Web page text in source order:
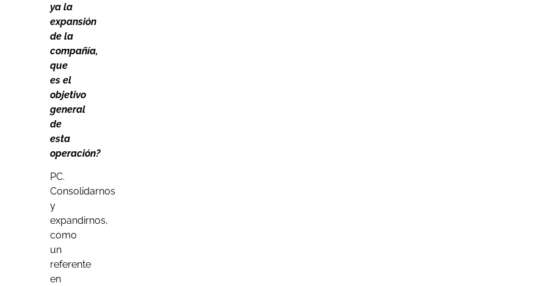
ya la
expansión
de la
compañía,
que
es el
objetivo
general
de
esta
operación?
PC.
Consolidarnos
y
expandirnos,
como
un
referente
en